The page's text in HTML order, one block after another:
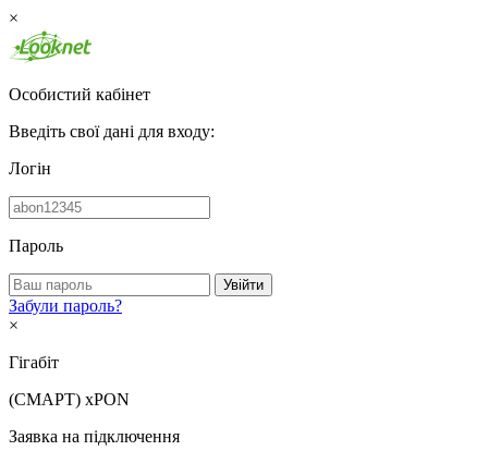
×
Особистий кабінет
Введіть свої дані для входу:
Логін
Пароль
Увійти
Забули пароль?
×
Гігабіт
(СМАРТ) xPON
Заявка на підключення